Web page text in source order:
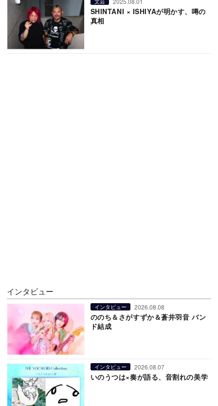
SHINTANI × ISHIYAが明かす、噂の
真相
インタビュー
インタビュー 2026.08.08
ののち＆さがすずか＆蒼井羽音 バン
ド結成
インタビュー 2026.08.07
いのうつは×奏が語る、音割れの美学